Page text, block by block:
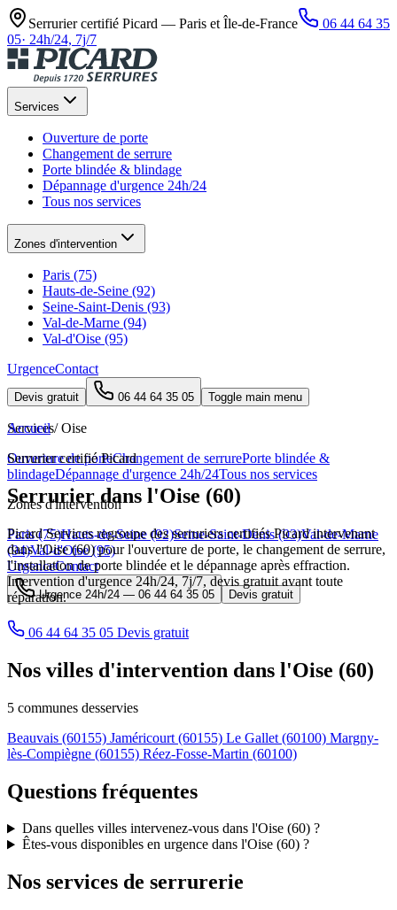
Serrurier certifié Picard — Paris et Île-de-France
06 44 64 35
05· 24h/24, 7j/7
Services
Ouverture de porte
Changement de serrure
Porte blindée & blindage
Dépannage d'urgence 24h/24
Tous nos services
Zones d'intervention
Paris (75)
Hauts-de-Seine (92)
Seine-Saint-Denis (93)
Val-de-Marne (94)
Val-d'Oise (95)
UrgenceContact
Devis gratuit 06 44 64 35 05 Toggle main menu
Services
Ouverture de porteChangement de serrurePorte blindée &
blindageDépannage d'urgence 24h/24Tous nos services
Zones d'intervention
Paris (75)Hauts-de-Seine (92)Seine-Saint-Denis (93)Val-de-Marne
(94)Val-d'Oise (95)
UrgenceContact
Urgence 24h/24 — 06 44 64 35 05 Devis gratuit
Accueil / Oise
Serrurier certifié Picard
Serrurier dans l'Oise (60)
Picard Services regroupe des serruriers certifiés Picard intervenant
dans l'Oise (60) pour l'ouverture de porte, le changement de serrure,
l'installation de porte blindée et le dépannage après effraction.
Intervention d'urgence 24h/24, 7j/7, devis gratuit avant toute
réparation.
06 44 64 35 05 Devis gratuit
Nos villes d'intervention dans l'Oise (60)
5 communes desservies
Beauvais (60155) Jaméricourt (60155) Le Gallet (60100) Margny-
lès-Compiègne (60155) Réez-Fosse-Martin (60100)
Questions fréquentes
Dans quelles villes intervenez-vous dans l'Oise (60) ?
Êtes-vous disponibles en urgence dans l'Oise (60) ?
Nos services de serrurerie